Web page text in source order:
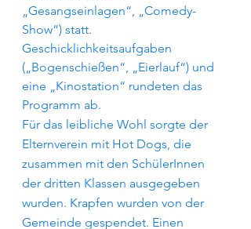
„Gesangseinlagen“, „Comedy-
Show“) statt.
Geschicklichkeitsaufgaben
(„Bogenschießen“, „Eierlauf“) und
eine „Kinostation“ rundeten das
Programm ab.
Für das leibliche Wohl sorgte der
Elternverein mit Hot Dogs, die
zusammen mit den SchülerInnen
der dritten Klassen ausgegeben
wurden. Krapfen wurden von der
Gemeinde gespendet. Einen